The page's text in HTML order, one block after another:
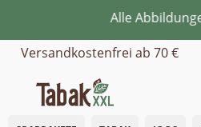
Zum Hauptinhalt springen
Alle
Versandkostenfrei ab 70 €